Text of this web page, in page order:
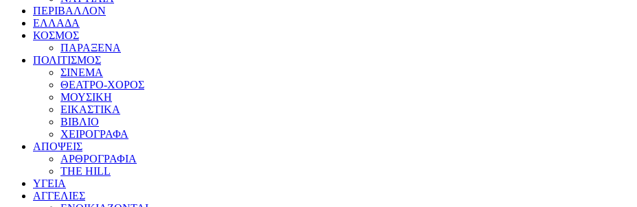
ΠΕΡΙΒΑΛΛΟΝ
ΕΛΛΑΔΑ
ΚΟΣΜΟΣ
ΠΑΡΑΞΕΝΑ
ΠΟΛΙΤΙΣΜΟΣ
ΣΙΝΕΜΑ
ΘΕΑΤΡΟ-ΧΟΡΟΣ
ΜΟΥΣΙΚΗ
ΕΙΚΑΣΤΙΚΑ
ΒΙΒΛΙΟ
ΧΕΙΡΟΓΡΑΦΑ
ΑΠΟΨΕΙΣ
ΑΡΘΡΟΓΡΑΦΙΑ
THE HILL
ΥΓΕΙΑ
ΑΓΓΕΛΙΕΣ